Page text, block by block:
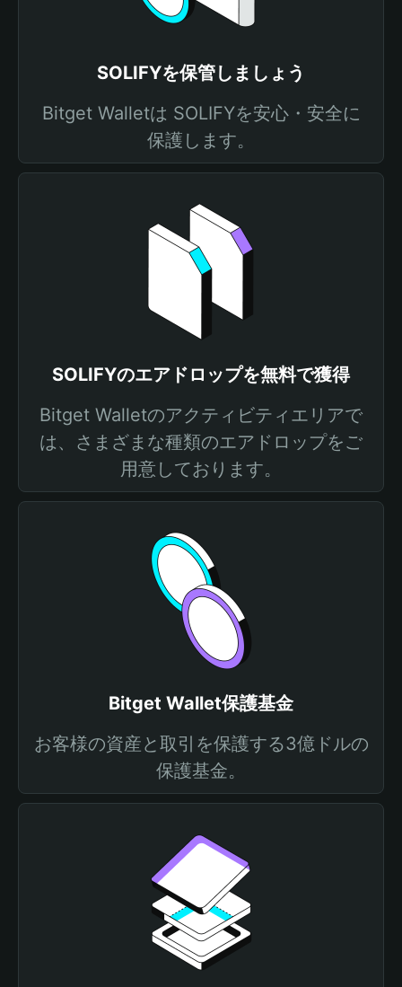
SOLIFYを保管しましょう
Bitget Walletは SOLIFYを安心・安全に
保護します。
SOLIFYのエアドロップを無料で獲得
Bitget Walletのアクティビティエリアで
は、さまざまな種類のエアドロップをご
用意しております。
Bitget Wallet保護基金
お客様の資産と取引を保護する3億ドルの
保護基金。